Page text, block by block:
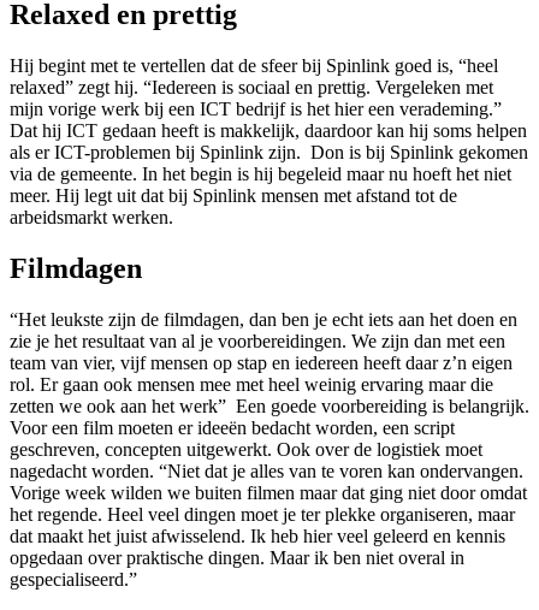
Relaxed en prettig
Hij begint met te vertellen dat de sfeer bij Spinlink goed is, “heel
relaxed” zegt hij. “Iedereen is sociaal en prettig. Vergeleken met
mijn vorige werk bij een ICT bedrijf is het hier een verademing.”
Dat hij ICT gedaan heeft is makkelijk, daardoor kan hij soms helpen
als er ICT-problemen bij Spinlink zijn. Don is bij Spinlink gekomen
via de gemeente. In het begin is hij begeleid maar nu hoeft het niet
meer. Hij legt uit dat bij Spinlink mensen met afstand tot de
arbeidsmarkt werken.
Filmdagen
“Het leukste zijn de filmdagen, dan ben je echt iets aan het doen en
zie je het resultaat van al je voorbereidingen. We zijn dan met een
team van vier, vijf mensen op stap en iedereen heeft daar z’n eigen
rol. Er gaan ook mensen mee met heel weinig ervaring maar die
zetten we ook aan het werk” Een goede voorbereiding is belangrijk.
Voor een film moeten er ideeën bedacht worden, een script
geschreven, concepten uitgewerkt. Ook over de logistiek moet
nagedacht worden. “Niet dat je alles van te voren kan ondervangen.
Vorige week wilden we buiten filmen maar dat ging niet door omdat
het regende. Heel veel dingen moet je ter plekke organiseren, maar
dat maakt het juist afwisselend. Ik heb hier veel geleerd en kennis
opgedaan over praktische dingen. Maar ik ben niet overal in
gespecialiseerd.”